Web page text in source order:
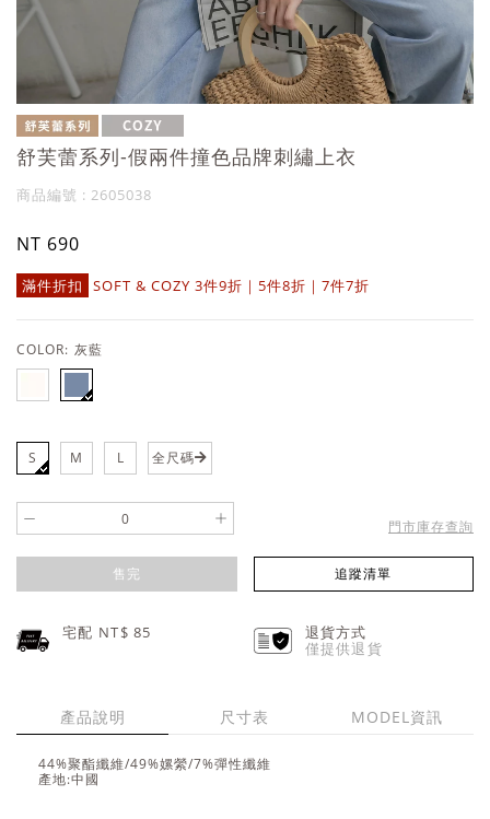
舒芙蕾系列-假兩件撞色品牌刺繡上衣
商品編號 : 2605038
NT 690
滿件折扣 SOFT & COZY 3件9折｜5件8折｜7件7折
COLOR: 灰藍
S M L 全尺碼
- + 門市庫存查詢
售完 追蹤清單
宅配 NT$85
退貨方式
僅提供退貨
產品說明 尺寸表 MODEL資訊
44%聚酯纖維/49%嫘縈/7%彈性纖維
產地:中國